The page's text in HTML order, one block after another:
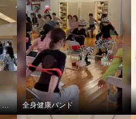
ショップチャンネルイベントで全身健康バンド 全身健康バンド